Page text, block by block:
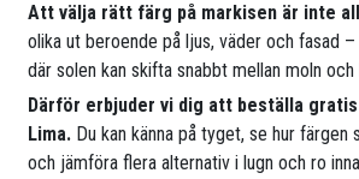
Att välja rätt färg på markisen är inte
olika ut beroende på ljus, väder och fasad
där solen kan skifta snabbt mellan moln och
Därför erbjuder vi dig att beställa
Lima. Du kan känna på tyget, se hur färgen
och jämföra flera alternativ i lugn och ro